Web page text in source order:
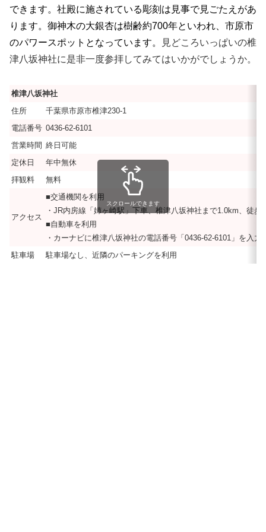
できます。社殿に施されている彫刻は見事で見ごたえがあ
ります。御神木の大銀杏は樹齢約700年といわれ、市原市
のパワースポットとなっています。
見どころいっぱいの椎
津八坂神社に是非一度参拝してみてはいかがでしょうか。
椎津八坂神社
住所
千葉県市原市椎津230-1
電話番号 0436-62-6101
営業時間 終日可能
定休日
年中無休
拝観料
無料
アクセス
■交通機関を利用
・JR内房線「姉ヶ崎駅」下車、椎津八坂神社まで1.0km、徒歩
■自動車を利用
・カーナビに椎津八坂神社の電話番号「0436-62-6101」を入
駐車場
駐車場なし、近隣のパーキングを利用
スクロールできます